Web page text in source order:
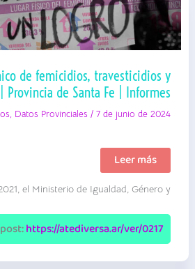
de femicidios, travesticidios y
de Santa Fe | Informes
, Datos Provinciales /7 de junio de 2024
Registro
único
de
femicidios,
y
transfemicidios
|
Provincia
de
Leer más
el Ministerio de Igualdad, Género y
https://atediversa.ar/ver/0217